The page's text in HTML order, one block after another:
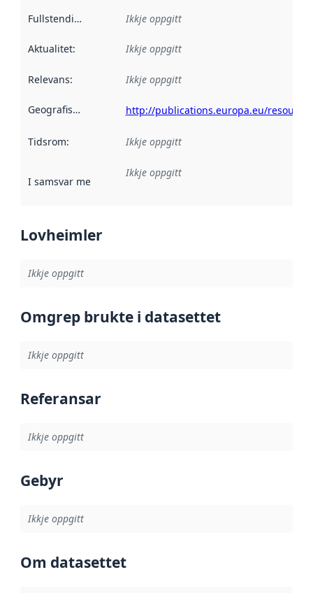
Fullstendigheit Ikkje oppgitt
Aktualitet: Ikkje oppgitt
Relevans: Ikkje oppgitt
Geografisk område http://publications.europa.eu/
Tidsrom: Ikkje oppgitt
I samsvar med Referanse til ei implementeringsregel eller
Ikkje oppgitt
Lovheimler
Ikkje oppgitt
Omgrep brukte i datasettet
Ikkje oppgitt
Referansar
Ikkje oppgitt
Gebyr
Ikkje oppgitt
Om datasettet